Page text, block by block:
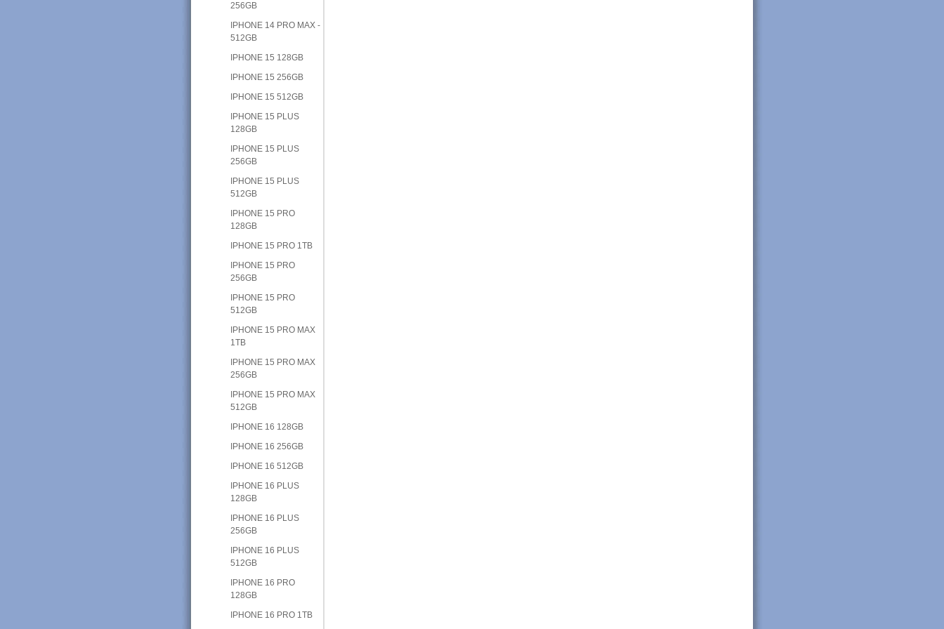
256GB
IPHONE 14 PRO MAX -
512GB
IPHONE 15 128GB
IPHONE 15 256GB
IPHONE 15 512GB
IPHONE 15 PLUS
128GB
IPHONE 15 PLUS
256GB
IPHONE 15 PLUS
512GB
IPHONE 15 PRO
128GB
IPHONE 15 PRO 1TB
IPHONE 15 PRO
256GB
IPHONE 15 PRO
512GB
IPHONE 15 PRO MAX
1TB
IPHONE 15 PRO MAX
256GB
IPHONE 15 PRO MAX
512GB
IPHONE 16 128GB
IPHONE 16 256GB
IPHONE 16 512GB
IPHONE 16 PLUS
128GB
IPHONE 16 PLUS
256GB
IPHONE 16 PLUS
512GB
IPHONE 16 PRO
128GB
IPHONE 16 PRO 1TB